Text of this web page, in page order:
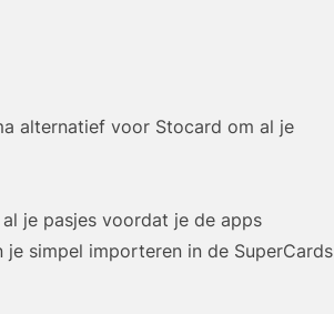
alternatief voor Stocard om al je
je pasjes voordat je de apps
simpel importeren in de SuperCards